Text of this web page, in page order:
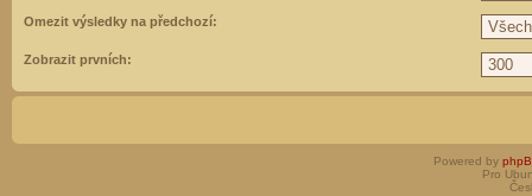
Omezit výsledky na předchozí:
Zobrazit prvních:
Powered by
Pro